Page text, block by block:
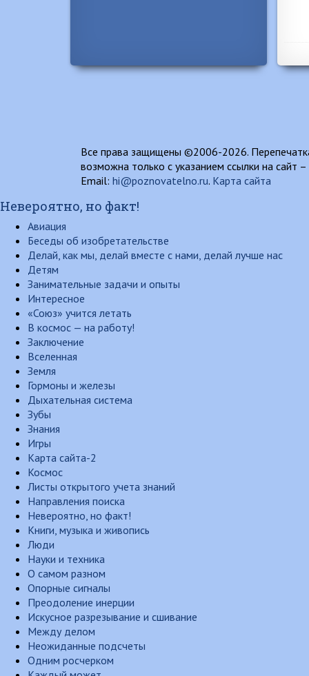
Все права защищены ©2006-2026.
возможна только с указанием ссылки на сайт –
Email: hi@poznovatelno.ru. Карта сайта
Невероятно, но факт!
Авиация
Беседы об изобретательстве
Делай, как мы, делай вместе с нами, делай лучше нас
Детям
Занимательные задачи и опыты
Интересное
«Союз» учится летать
В космос — на работу!
Заключение
Вселенная
Земля
Гормоны и железы
Дыхательная система
Зубы
Знания
Игры
Карта сайта-2
Космос
Листы открытого учета знаний
Направления поиска
Невероятно, но факт!
Книги, музыка и живопись
Люди
Науки и техника
О самом разном
Опорные сигналы
Преодоление инерции
Искусное разрезывание и сшивание
Между делом
Неожиданные подсчеты
Одним росчерком